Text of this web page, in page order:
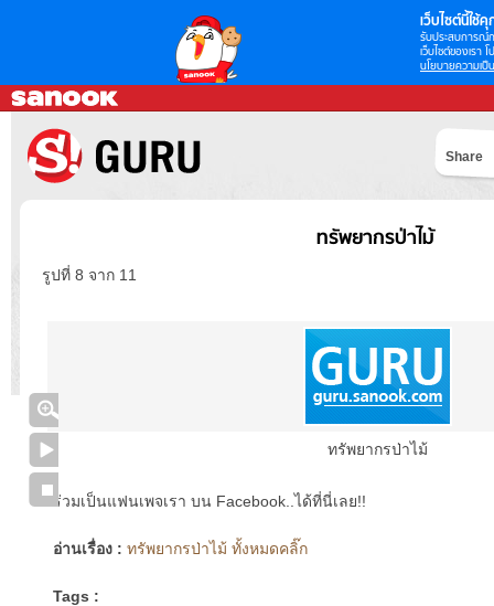
เว็บไซต์นี้ใช้คุ
รับประสบการณ์
เว็บไซต์ของเรา
นโยบายความเป็
Share
ทรัพยากรป่าไม้
รูปที่ 8 จาก 11
ทรัพยากรป่าไม้
ร่วมเป็นแฟนเพจเรา บน Facebook..ได้ที่นี่เลย!!
อ่านเรื่อง : ทรัพยากรป่าไม้ ทั้งหมดคลิ๊ก
Tags :